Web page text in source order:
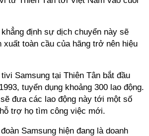
định sự dịch chuyển này sẽ
xuất toàn cầu của hãng trở nên hiệu
Samsung tại Thiên Tân bắt đầu
tuyển dụng khoảng 300 lao động.
đưa các lao động này tới một số
trợ họ tìm công việc mới.
Samsung hiện đang là doanh